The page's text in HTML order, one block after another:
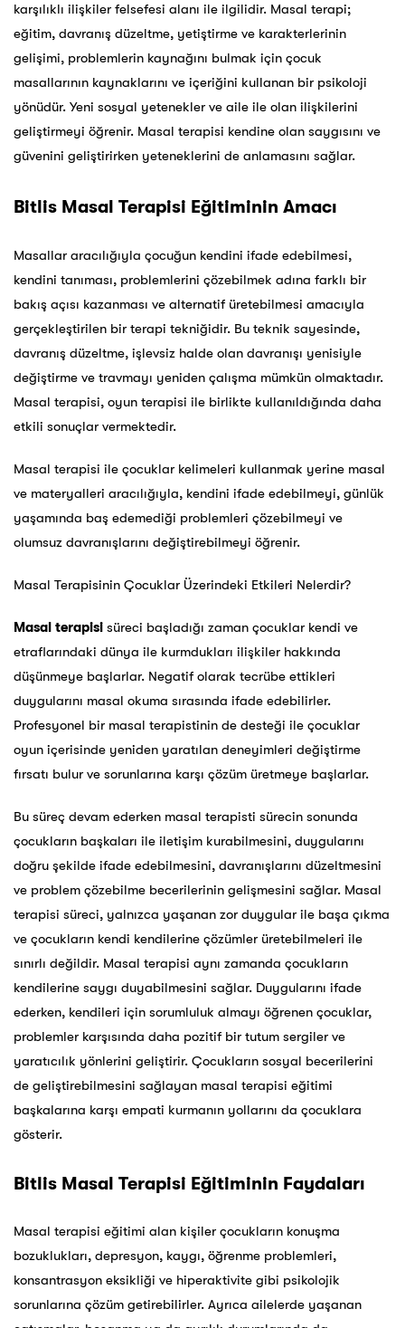
karşılıklı ilişkiler felsefesi alanı ile ilgilidir. Masal terapi;
eğitim, davranış düzeltme, yetiştirme ve karakterlerinin
gelişimi, problemlerin kaynağını bulmak için çocuk
masallarının kaynaklarını ve içeriğini kullanan bir psikoloji
yönüdür. Yeni sosyal yetenekler ve aile ile olan ilişkilerini
geliştirmeyi öğrenir. Masal terapisi kendine olan saygısını ve
güvenini geliştirirken yeteneklerini de anlamasını sağlar.
Bitlis Masal Terapisi Eğitiminin Amacı
Masallar aracılığıyla çocuğun kendini ifade edebilmesi,
kendini tanıması, problemlerini çözebilmek adına farklı bir
bakış açısı kazanması ve alternatif üretebilmesi amacıyla
gerçekleştirilen bir terapi tekniğidir. Bu teknik sayesinde,
davranış düzeltme, işlevsiz halde olan davranışı yenisiyle
değiştirme ve travmayı yeniden çalışma mümkün olmaktadır.
Masal terapisi, oyun terapisi ile birlikte kullanıldığında daha
etkili sonuçlar vermektedir.
Masal terapisi ile çocuklar kelimeleri kullanmak yerine masal
ve materyalleri aracılığıyla, kendini ifade edebilmeyi, günlük
yaşamında baş edemediği problemleri çözebilmeyi ve
olumsuz davranışlarını değiştirebilmeyi öğrenir.
Masal Terapisinin Çocuklar Üzerindeki Etkileri Nelerdir?
Masal terapisi süreci başladığı zaman çocuklar kendi ve
etraflarındaki dünya ile kurmdukları ilişkiler hakkında
düşünmeye başlarlar. Negatif olarak tecrübe ettikleri
duygularını masal okuma sırasında ifade edebilirler.
Profesyonel bir masal terapistinin de desteği ile çocuklar
oyun içerisinde yeniden yaratılan deneyimleri değiştirme
fırsatı bulur ve sorunlarına karşı çözüm üretmeye başlarlar.
Bu süreç devam ederken masal terapisti sürecin sonunda
çocukların başkaları ile iletişim kurabilmesini, duygularını
doğru şekilde ifade edebilmesini, davranışlarını düzeltmesini
ve problem çözebilme becerilerinin gelişmesini sağlar. Masal
terapisi süreci, yalnızca yaşanan zor duygular ile başa çıkma
ve çocukların kendi kendilerine çözümler üretebilmeleri ile
sınırlı değildir. Masal terapisi aynı zamanda çocukların
kendilerine saygı duyabilmesini sağlar. Duygularını ifade
ederken, kendileri için sorumluluk almayı öğrenen çocuklar,
problemler karşısında daha pozitif bir tutum sergiler ve
yaratıcılık yönlerini geliştirir. Çocukların sosyal becerilerini
de geliştirebilmesini sağlayan masal terapisi eğitimi
başkalarına karşı empati kurmanın yollarını da çocuklara
gösterir.
Bitlis Masal Terapisi Eğitiminin Faydaları
Masal terapisi eğitimi alan kişiler çocukların konuşma
bozuklukları, depresyon, kaygı, öğrenme problemleri,
konsantrasyon eksikliği ve hiperaktivite gibi psikolojik
sorunlarına çözüm getirebilirler. Ayrıca ailelerde yaşanan